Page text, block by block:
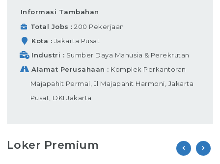
Informasi Tambahan
Total Jobs
200 Pekerjaan
Kota
Jakarta Pusat
Industri
Sumber Daya Manusia & Perekrutan
Alamat Perusahaan
Komplek Perkantoran
Majapahit Permai, Jl Majapahit Harmoni, Jakarta
Pusat, DKI Jakarta
Loker Premium